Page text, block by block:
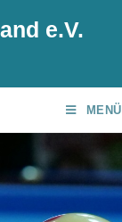
e.V.
MENÜ